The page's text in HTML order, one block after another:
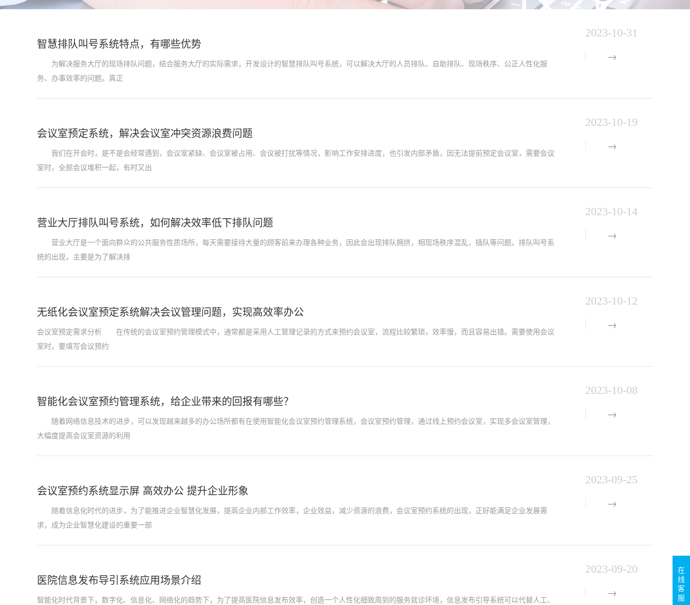
智慧排队叫号系统特点，有哪些优势
2023-10-31
为解决服务大厅的现场排队问题，结合服务大厅的实际需求，开发设计的智慧排队叫号系统，可以解决大厅的人员排队、自助排队、现场秩序、公正人性化服
务、办事效率的问题。真正
会议室预定系统，解决会议室冲突资源浪费问题
2023-10-19
我们在开会时，是不是会经常遇到，会议室紧缺、会议室被占用、会议被打扰等情况，影响工作安排进度，也引发内部矛盾，因无法提前预定会议室，需要会议
室时，全部会议堆积一起，有时又出
营业大厅排队叫号系统，如何解决效率低下排队问题
2023-10-14
营业大厅是一个面向群众的公共服务性质场所，每天需要接待大量的顾客前来办理各种业务，因此会出现排队拥挤，相现场秩序混乱，插队等问题。排队叫号系
统的出现，主要是为了解决排
无纸化会议室预定系统解决会议管理问题，实现高效率办公
2023-10-12
会议室预定需求分析 在传统的会议室预约管理模式中，通常都是采用人工管理记录的方式来预约会议室，流程比较繁琐，效率慢，而且容易出错。需要使用会议
室时，要填写会议预约
智能化会议室预约管理系统，给企业带来的回报有哪些？
2023-10-08
随着网络信息技术的进步，可以发现越来越多的办公场所都有在使用智能化会议室预约管理系统，会议室预约管理，通过线上预约会议室，实现多会议室管理，
大幅度提高会议室资源的利用
会议室预约系统显示屏 高效办公 提升企业形象
2023-09-25
随着信息化时代的进步，为了能推进企业智慧化发展，提高企业内部工作效率，企业效益，减少资源的浪费，会议室预约系统的出现，正好能满足企业发展需
求，成为企业智慧化建设的重要一部
医院信息发布导引系统应用场景介绍
2023-09-20
智能化时代背景下，数字化、信息化、网络化的趋势下，为了提高医院信息发布效率，创造一个人性化细致周到的服务就诊环境，信息发布引导系统可以代替人工、
在
线
客
服